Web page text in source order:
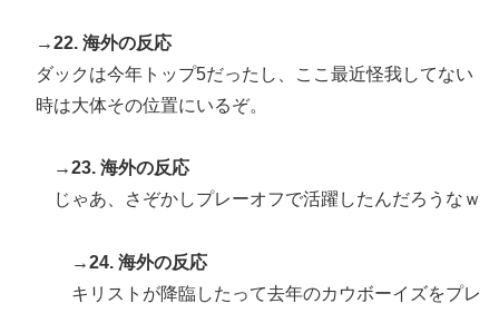
→22. 海外の反応
ダックは今年トップ5だったし、ここ最近怪我してない
時は大体その位置にいるぞ。
→23. 海外の反応
じゃあ、さぞかしプレーオフで活躍したんだろうなｗ
→24. 海外の反応
キリストが降臨したって去年のカウボーイズをプレ